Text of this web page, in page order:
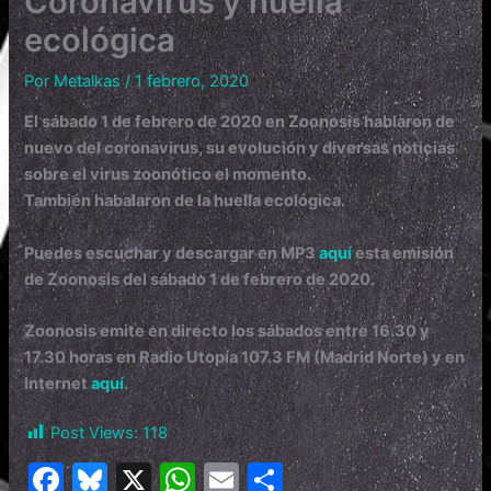
ecológica
Por Metalkas/1 febrero, 2020
El sábado 1 de febrero de 2020 en Zoonosis hablaron de
nuevo del coronavirus, su evolución y diversas noticias
sobre el virus zoonótico el momento.
También habalaron de la huella ecológica.
Puedes escuchar y descargar en MP3aquíesta emisión
de Zoonosis del sábado 1 de febrero de 2020.
Zoonosisemite en directo los sábados entre 16.30 y
17.30 horas en Radio Utopía 107.3 FM (Madrid Norte) y en
Internetaquí.
Post Views: 118
F
Bl X W E C